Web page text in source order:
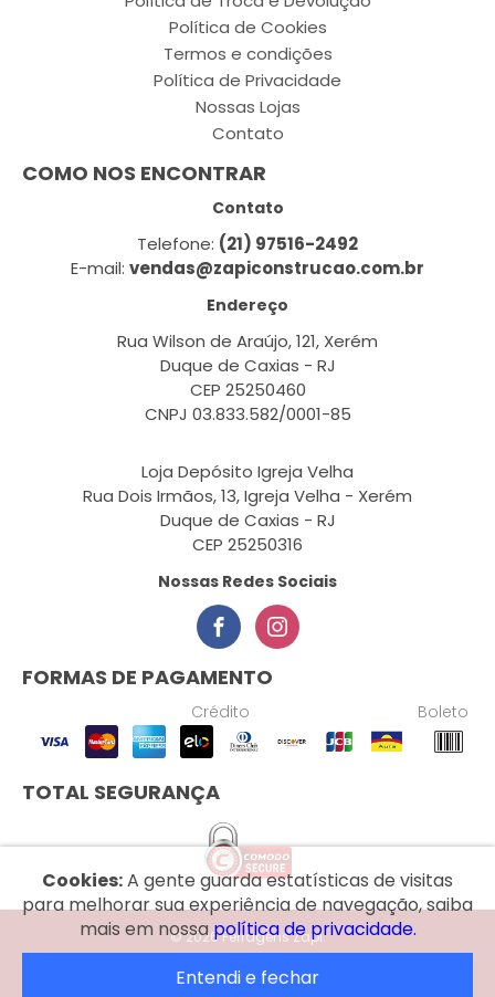
Política de Cookies
Termos e condições
Política de Privacidade
Nossas Lojas
Contato
COMO NOS ENCONTRAR
Contato
Telefone: (21) 97516-2492
E-mail: vendas@zapiconstrucao.com.br
Endereço
Rua Wilson de Araújo, 121, Xerém
Duque de Caxias - RJ
CEP 25250460
CNPJ 03.833.582/0001-85
Loja Depósito Igreja Velha
Rua Dois Irmãos, 13, Igreja Velha - Xerém
Duque de Caxias - RJ
CEP 25250316
Nossas Redes Sociais
FORMAS DE PAGAMENTO
Crédito Boleto
TOTAL SEGURANÇA
Cookies:A gente guarda estatísticas de visitas
para melhorar sua experiência de navegação, saiba
mais em nossapolítica de privacidade.
Entendi e fechar
© 2026 Ferragens Zapi.